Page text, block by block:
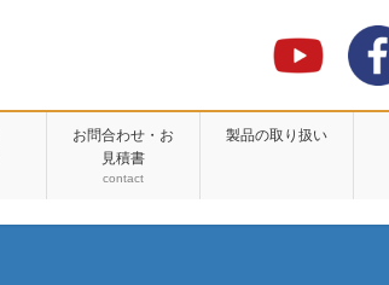
お問合わせ・お
見積書
contact
製品の取り扱い